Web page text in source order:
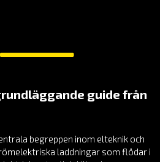
guide från
begreppen inom elteknik och
laddningar som flödar i